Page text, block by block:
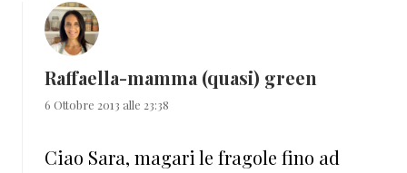
Raffaella-mamma (quasi) green
6 Ottobre 2013 alle 23:38
Ciao Sara, magari le fragole fino ad